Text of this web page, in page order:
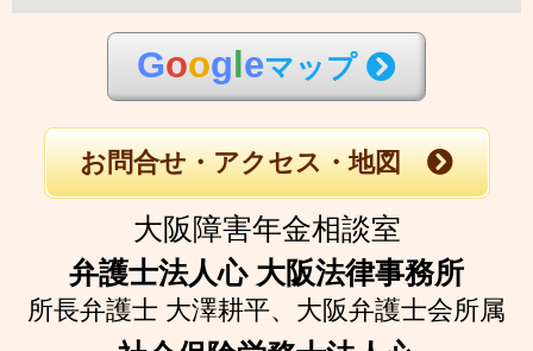
Googleマップ
お問合せ・アクセス・地図
大阪障害年金相談室
弁護士法人心 大阪法律事務所
所長弁護士 大澤耕平、 大阪弁護士会所属